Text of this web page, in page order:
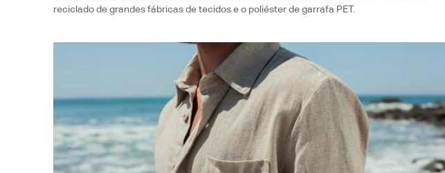
reciclado de grandes fábricas de tecidos e o poliéster de garrafa PET.